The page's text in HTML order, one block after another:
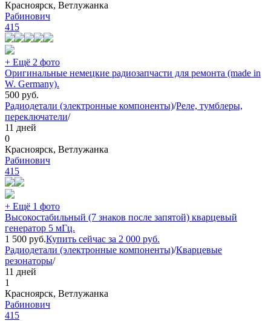
Красноярск, Ветлужанка
Рабинович
415
+ Ещё 2 фото
Оригинальные немецкие радиозапчасти для ремонта (made in
W. Germany).
500 руб.
Радиодетали (электронные компоненты)/Реле, тумблеры,
переключатели/
11 дней
0
Красноярск, Ветлужанка
Рабинович
415
+ Ещё 1 фото
Высокостабильный (7 знаков после запятой) кварцевый
генератор 5 мГц.
1 500 руб.Купить сейчас за 2 000 руб.
Радиодетали (электронные компоненты)/Кварцевые
резонаторы/
11 дней
1
Красноярск, Ветлужанка
Рабинович
415